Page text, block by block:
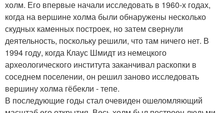
холм. Его впервые начали исследовать в 1960-х годах,
когда на вершине холма были обнаружены несколько
скудных каменных построек, но затем свернули
деятельность, поскольку решили, что там ничего нет. В
1994 году, когда Клаус Шмидт из немецкого
археологического института заканчивал раскопки в
соседнем поселении, он решил заново исследовать
вершину холма гёбекли - тепе.
В последующие годы стал очевиден ошеломляющий